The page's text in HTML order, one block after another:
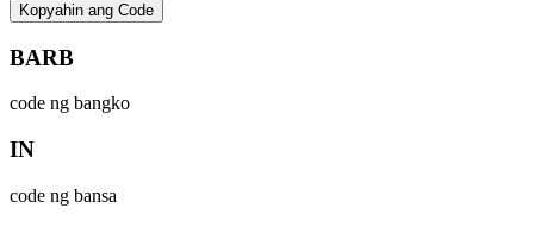
Kopyahin ang Code
BARB
code ng bangko
IN
code ng bansa